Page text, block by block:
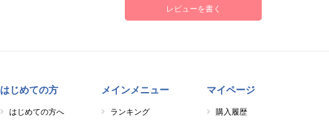
レビューを書く
はじめての方
はじめての方へ
メインメニュー
ランキング
マイページ
購入履歴